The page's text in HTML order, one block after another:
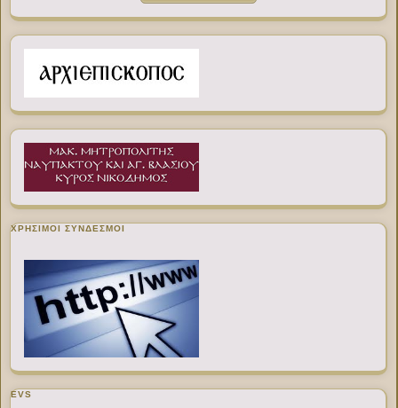
ΧΡΉΣΙΜΟΙ ΣΎΝΔΕΣΜΟΙ
EVS